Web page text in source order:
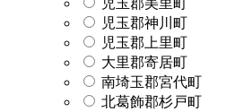
児玉郡神川町
児玉郡上里町
大里郡寄居町
南埼玉郡宮代町
北葛飾郡杉戸町